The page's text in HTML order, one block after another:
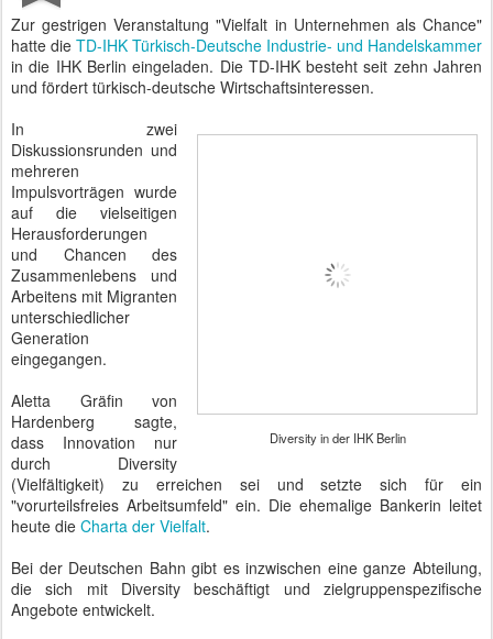
Zur gestrigen Veranstaltung "Vielfalt in Unternehmen als Chance"
hatte die TD-IHK Türkisch-Deutsche Industrie- und Handelskammer
in die IHK Berlin eingeladen. Die TD-IHK besteht seit zehn Jahren
und fördert türkisch-deutsche Wirtschaftsinteressen.
Diversity in der IHK Berlin
In zwei
Diskussionsrunden und
mehreren
Impulsvorträgen wurde
auf die vielseitigen
Herausforderungen
und Chancen des
Zusammenlebens und
Arbeitens mit Migranten
unterschiedlicher
Generation
eingegangen.
Aletta Gräfin von
Hardenberg sagte,
dass Innovation nur
durch Diversity
(Vielfältigkeit) zu erreichen sei und setzte sich für ein
"vorurteilsfreies Arbeitsumfeld" ein. Die ehemalige Bankerin leitet
heute die Charta der Vielfalt.
Bei der Deutschen Bahn gibt es inzwischen eine ganze Abteilung,
die sich mit Diversity beschäftigt und zielgruppenspezifische
Angebote entwickelt.